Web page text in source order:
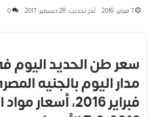
7 فبراير، 2016 آخر تحديث: 28 ديسمبر، 2017 0
سعر طن الحديد اليوم
فبراير 2016، أسعار